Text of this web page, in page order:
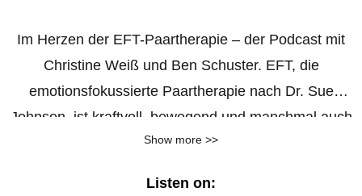
Im Herzen der EFT-Paartherapie – der Podcast mit
Christine Weiß und Ben Schuster. EFT, die
emotionsfokussierte Paartherapie nach Dr. Sue
Johnson, ist kraftvoll, bewegend und manchmal auch
richtig herausfordernd. Wir nehmen euch mit – in die
Show more >>
Listen on: